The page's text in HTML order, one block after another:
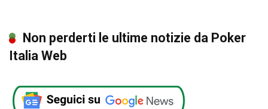
Non perderti le ultime notizie da Poker
Italia Web